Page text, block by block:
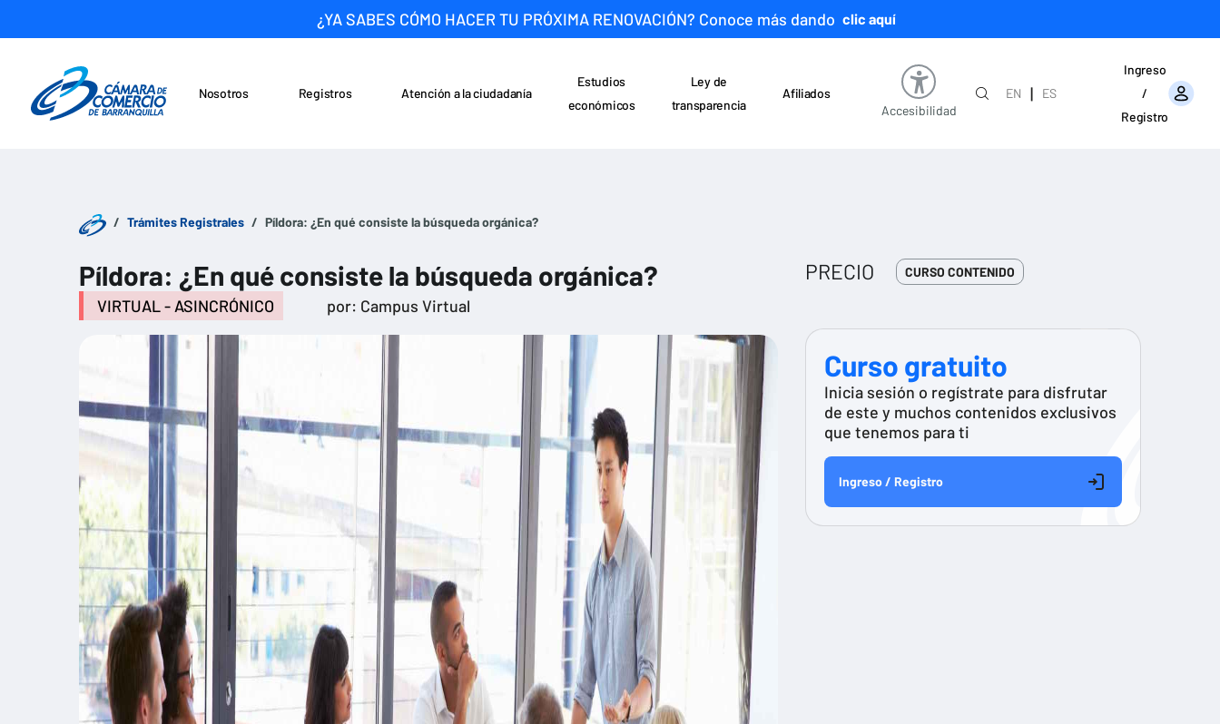
¿YA SABES CÓMO HACER TU PRÓXIMA RENOVACIÓN? Conoce más dando clic aquí
Nosotros Registros
Atención a la ciudadanía
Estudios
económicos
Ley de
transparencia
Afiliados
Accesibilidad
EN |
ES
Ingreso
/
Registro
Trámites Registrales Píldora: ¿En qué consiste la búsqueda orgánica?
Píldora: ¿En qué consiste la búsqueda orgánica?
VIRTUAL - ASINCRÓNICO por: Campus Virtual
PRECIO CURSO CONTENIDO
Curso gratuito
Inicia sesión o regístrate para disfrutar
de este y muchos contenidos exclusivos
que tenemos para ti
Ingreso / Registro